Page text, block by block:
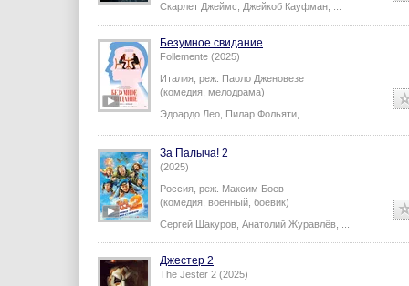
Скарлет Джеймс
Джейкоб Кауфман
Безумное свидание
Follemente (2025)
Италия, реж. Паоло Дженовезе
(комедия, мелодрама)
Эдоардо Лео Пилар Фольяти
За Палыча! 2
(2025)
Россия, реж. Максим Боев
(комедия, военный, боевик)
Сергей Шакуров Анатолий Журавлёв
Джестер 2
The Jester 2 (2025)